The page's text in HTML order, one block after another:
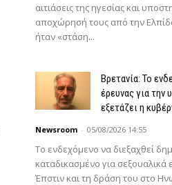
αιτιάσεις της ηγεσίας και
αποχώρησή τους από την
ήταν «στάση...
Βρετανία: Το
έρευνας για την
εξετάζει η
Newsroom - 05/08/2026 14:55
Το ενδεχόμενο να διεξαχθεί
καταδικασμένο για σεξουαλικά
Έπστιν και τη δράση του στο